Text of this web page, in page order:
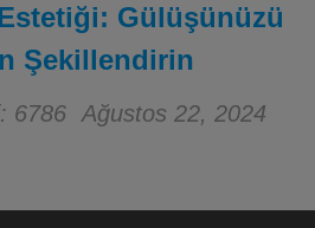
Gülüşünüzü
Şekillendirin
6786 Ağustos 22, 2024